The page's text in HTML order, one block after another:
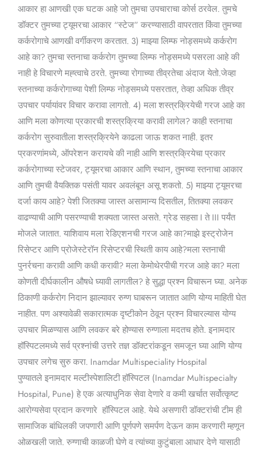
आकार हा आणखी एक घटक आहे जो तुमचा उपचाराचा कोर्स ठरवेल. तुमचे
डॉक्टर तुमच्या ट्यूमरचा आकार “स्टेज” करण्यासाठी वापरतात किंवा तुमच्या
कर्करोगाचे आणखी वर्गीकरण करतात. 3) माझ्या लिम्फ नोड्समध्ये कर्करोग
आहे का? तुमचा स्तनाचा कर्करोग तुमच्या लिम्फ नोड्समध्ये पसरला आहे की
नाही हे विचारणे मह्त्वाचे ठरते. तुमच्या रोगाच्या तीव्रतेचा अंदाज येतो.जेव्हा
स्तनाच्या कर्करोगाच्या पेशी लिम्फ नोड्समध्ये पसरतात, तेव्हा अधिक तीव्र
उपचार पर्यायांवर विचार करावा लागतो. 4) मला शस्त्रक्रियेची गरज आहे का
आणि मला कोणत्या प्रकारची शस्त्रक्रिया करावी लागेल? काही स्तनाचा
कर्करोग सुरुवातीला शस्त्रक्रियेने काढला जाऊ शकत नाही. इतर
प्रकरणांमध्ये, ऑपरेशन करायचे की नाही आणि शस्त्रक्रियेचा प्रकार
कर्करोगाच्या स्टेजवर, ट्यूमरचा आकार आणि स्थान, तुमच्या स्तनाचा आकार
आणि तुमची वैयक्तिक पसंती यावर अवलंबून असू शकतो. 5) माझ्या ट्यूमरचा
दर्जा काय आहे? पेशी जितक्या जास्त असामान्य दिसतील, तितक्या लवकर
वाढण्याची आणि पसरण्याची शक्यता जास्त असते. ग्रेड सहसा I ते III पर्यंत
मोजले जातात. याशिवाय मला रेडिएशनची गरज आहे का?माझे इस्ट्रोजेन
रिसेप्टर आणि प्रोजेस्टेरॉन रिसेप्टरची स्थिती काय आहे?मला स्तनाची
पुनर्रचना करावी आणि कधी करावी? मला केमोथेरपीची गरज आहे का? मला
कोणती दीर्घकालीन औषधे घ्यावी लागतील? हे सुद्धा प्रश्न विचारून घ्या. अनेक
ठिकाणी कर्करोग निदान झाल्यावर रुग्ण घाबरून जातात आणि योग्य माहिती घेत
नाहीत. पण अश्यावेळी सकारात्मक दृष्टीकोन ठेवून प्रश्न विचारल्यास योग्य
उपचार मिळण्यास आणि लवकर बरे होण्यास रुग्णाला मदतच होते. इनामदार
हॉस्पिटलमध्ये सर्व प्रश्नांची उत्तरे तज्ञ डॉक्टरांकडून समजून घ्या आणि योग्य
उपचार लगेच सुरु करा. Inamdar Multispeciality Hospital
पुण्यातले इनामदार मल्टीस्पेशालिटी हॉस्पिटल (Inamdar Multispecialty
Hospital, Pune) हे एक अत्याधुनिक सेवा देणारे व कमी खर्चात सर्वोत्कृष्ट
आरोग्यसेवा प्रदान करणारे हॉस्पिटल आहे. येथे असणारी डॉक्टरांची टीम ही
सामाजिक बांधिलकी जपणारी आणि पूर्णपणे समर्पण देऊन काम करणारी म्हणून
ओळखली जाते. रुग्णाची काळजी घेणे व त्यांच्या कुटुंबाला आधार देणे यासाठी